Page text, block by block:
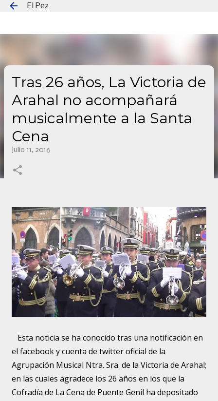
El Pez
Tras 26 años, La Victoria de
Arahal no acompañará
musicalmente a la Santa
Cena
julio 11, 2016
Esta noticia se ha conocido tras una notificación en
el facebook y cuenta de twitter oficial de la
Agrupación Musical Ntra. Sra. de la Victoria de Arahal;
en las cuales agradece los 26 años en los que la
Cofradía de La Cena de Puente Genil ha depositado